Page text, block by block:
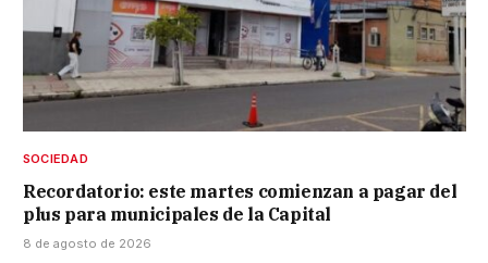
SOCIEDAD
Recordatorio: este martes comienzan a pagar del
plus para municipales de la Capital
8 de agosto de 2026